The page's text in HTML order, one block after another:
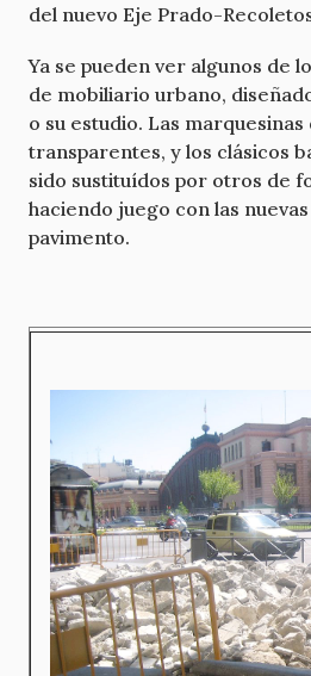
del nuevo Eje Prado-
Ya se pueden ver algunos de
de mobiliario urbano,
o su estudio. Las
transparentes, y los clásicos
sido sustituídos por otros de
haciendo juego con las
pavimento.